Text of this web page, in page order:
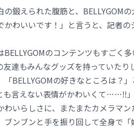
の鍛えられた腹筋と、BELLYGOM
かわいいです！」と言うと、記者の
BELLYGOMのコンテンツもすごく
友達もみんなグッズを持っていた
「BELLYGOMの好きなところは？
も言えない表情がかわいくて……‼
わいらしさに、またまたカメラマ
ブンブンと手を振り回して全身で「